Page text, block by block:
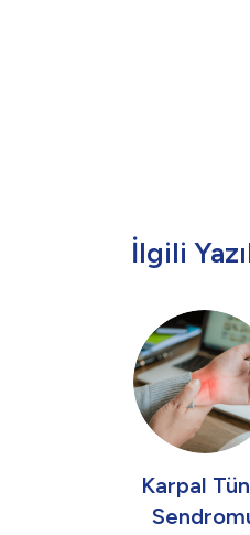
İlgili
Karpal